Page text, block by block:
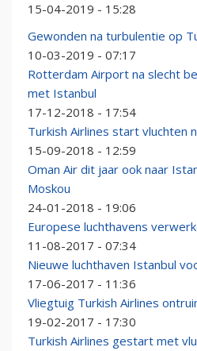
15-04-2019 - 15:28
Gewonden na turbulentie op
10-03-2019 - 07:17
Rotterdam Airport na slecht
met Istanbul
17-12-2018 - 17:54
Turkish Airlines start vluchten
15-09-2018 - 12:59
Oman Air dit jaar ook naar
Moskou
24-01-2018 - 19:06
Europese luchthavens
11-08-2017 - 07:34
Nieuwe luchthaven Istanbul
17-06-2017 - 11:36
Vliegtuig Turkish Airlines
19-02-2017 - 17:30
Turkish Airlines gestart met